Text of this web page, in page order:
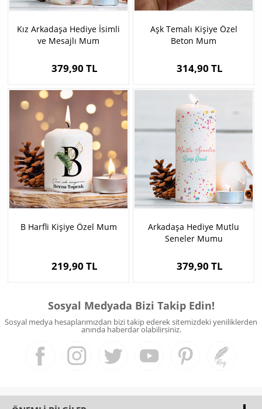
Kız Arkadaşa Hediye İsimli
ve Mesajlı Mum
379,90 TL
Aşk Temalı Kişiye Özel
Beton Mum
314,90 TL
B Harfli Kişiye Özel Mum
219,90 TL
Arkadaşa Hediye Mutlu
Seneler Mumu
379,90 TL
Sosyal Medyada Bizi Takip Edin!
Sosyal medya hesaplarımızdan bizi takip ederek sitemizdeki yeniliklerden
anında haberdar olabilirsiniz.